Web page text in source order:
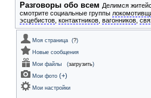
Разговоры обо всем Делимся
смотрите социальные группы
эсцебистов контактников вагонников
Моя страница (?)
Новые сообщения
Мои файлы
(загрузить)
Мои фото (+)
Мои настройки